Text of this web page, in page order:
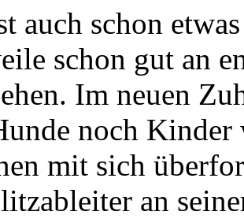
auch schon
schon gut an
Im neuen
noch Kinder
mit sich
an